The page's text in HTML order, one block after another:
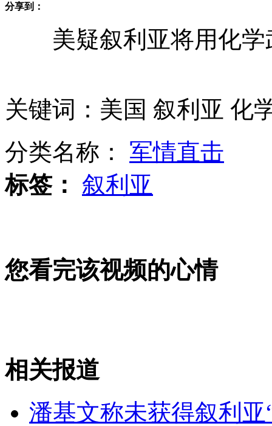
罕见玻璃蛙 骨骼肝脏清晰可见
日成田机场因"钉子户"46年未完工
襄阳学生不做广播操 改跳"骑马舞"
女孩北京地铁殴打老人 痛下狠手拳打脚踢
无痛分娩是否安全 医生回应
分享到：
美疑叙利亚将用化学
关键词：美国 叙利亚 化
分类名称： 军情直击
标签： 叙利亚
您看完该视频的心情
相关报道
潘基文称未获得叙利亚